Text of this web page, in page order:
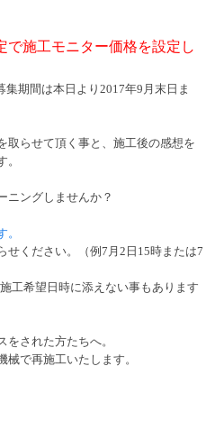
で施工モニター価格を設定し
期間は本日より2017年9月末日ま
取らせて頂く事と、施工後の感想を
ニングしませんか？
せください。（例7月2日15時または7
工希望日時に添えない事もあります
された方たちへ。
で再施工いたします。